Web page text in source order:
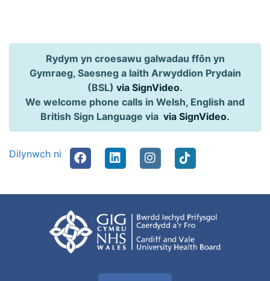
Rydym yn croesawu galwadau ffôn yn
Gymraeg, Saesneg a Iaith Arwyddion Prydain
(BSL) via SignVideo.
We welcome phone calls in Welsh, English and
British Sign Language via via SignVideo.
Dilynwch ni